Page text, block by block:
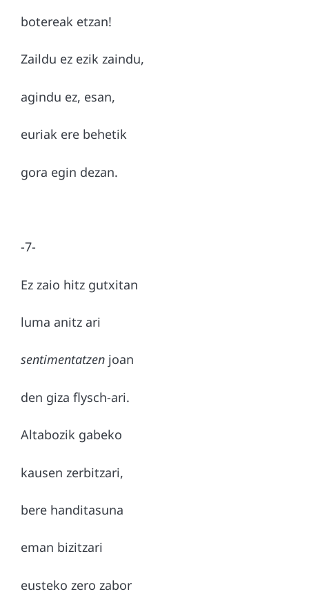
botereak etzan!
Zaildu ez ezik zaindu,
agindu ez, esan,
euriak ere behetik
gora egin dezan.
-7-
Ez zaio hitz gutxitan
luma anitz ari
sentimentatzen joan
den giza flysch-ari.
Altabozik gabeko
kausen zerbitzari,
bere handitasuna
eman bizitzari
eusteko zero zabor